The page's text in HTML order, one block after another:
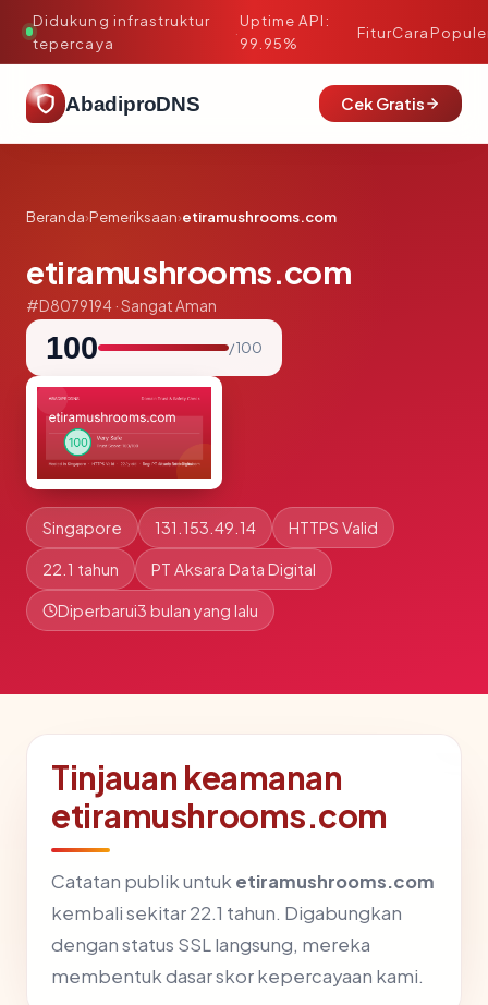
Didukung infrastruktur
tepercaya
·
Uptime API:
99.95%
FiturCara
AbadiproDNS Cek Gratis
Beranda›Pemeriksaan›etiramushrooms.com
etiramushrooms.com
#D8079194 · Sangat Aman
100 / 100
Singapore 131.153.49.14 HTTPS Valid
22.1 tahun PT Aksara Data Digital
Diperbarui3 bulan yang lalu
Tinjauan keamanan
etiramushrooms.com
Catatan publik untuk etiramushrooms.com
kembali sekitar 22.1 tahun. Digabungkan
dengan status SSL langsung, mereka
membentuk dasar skor kepercayaan kami.